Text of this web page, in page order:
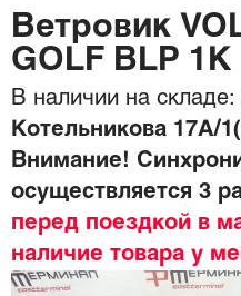
Ветровик
GOLF BLP 1K
В наличии на складе:
Котельникова 17А/
Внимание!
осуществляется 3
перед поездкой в
наличие товара у